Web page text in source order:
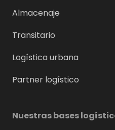
Almacenaje
Transitario
Logística urbana
Partner logístico
Nuestras bases